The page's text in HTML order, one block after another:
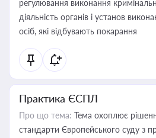
регулювання виконання
діяльність органів і установ
осіб, які відбувають покарання
Практика ЄСПЛ
Про що тема: Тема охоплює
стандарти Європейського суду з